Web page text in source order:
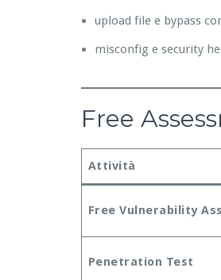
upload file e bypass
misconfig e security
Free
Attività
Free Vulnerability
Penetration Test